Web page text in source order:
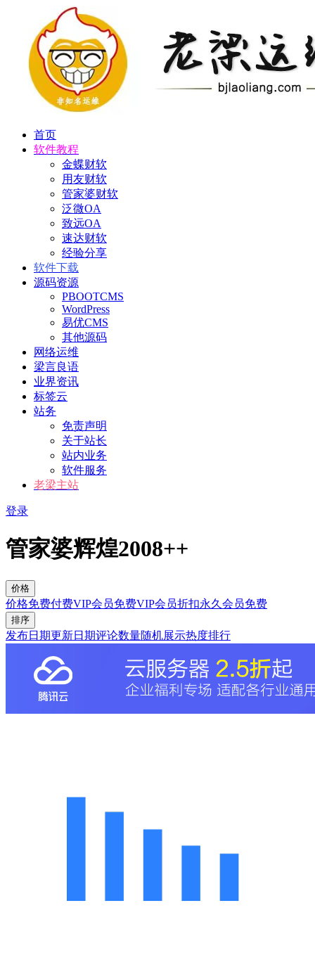
首页
软件教程
金蝶财软
用友财软
管家婆财软
泛微OA
致远OA
速达财软
经验分享
软件下载
源码资源
PBOOTCMS
WordPress
易优CMS
其他源码
网络运维
梁言良语
业界资讯
标签云
站务
免责声明
关于站长
站内业务
软件服务
老梁主站
登录
管家婆辉煌2008++
价格
价格免费付费VIP会员免费VIP会员折扣永久会员免费
排序
发布日期更新日期评论数量随机展示热度排行